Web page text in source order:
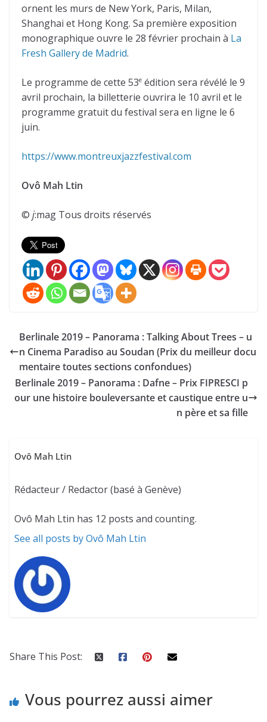
ornent les murs de New York, Paris, Milan,
Shanghai et Hong Kong. Sa première exposition
monographique ouvre le 28 février prochain à La
Fresh Gallery de Madrid.
Le programme de cette 53e édition sera révélé le 9
avril prochain, la billetterie ouvrira le 10 avril et le
programme gratuit du festival sera en ligne le 6
juin.
https://www.montreuxjazzfestival.com
Ovô Mah Ltin
© j:mag Tous droits réservés
Berlinale 2019 – Panorama : Talking About Trees – u
n Cinema Paradiso au Soudan (Prix du meilleur docu
mentaire toutes sections confondues)
Berlinale 2019 – Panorama : Dafne – Prix FIPRESCI p
our une histoire bouleversante et caustique entre u
n père et sa fille
Ovô Mah Ltin
Rédacteur / Redactor (basé à Genève)
Ovô Mah Ltin has 12 posts and counting.
See all posts by Ovô Mah Ltin
Share This Post:
Vous pourrez aussi aimer